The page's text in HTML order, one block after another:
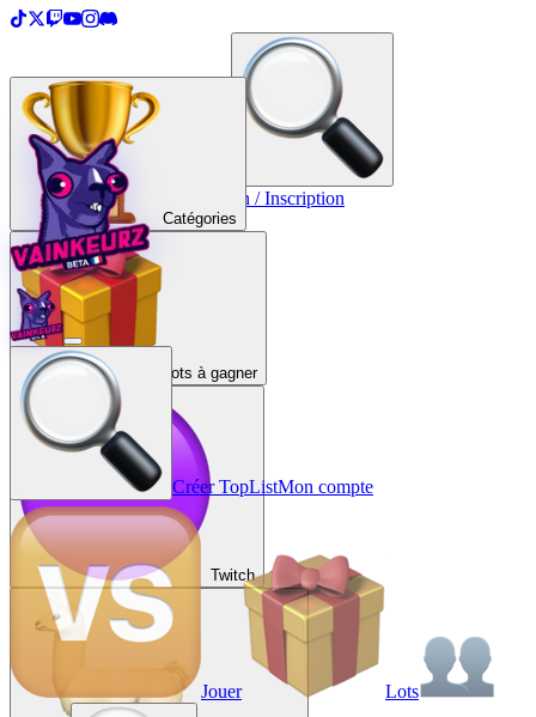
Créer une TopList Connexion / Inscription
Catégories
Lots à gagner
Twitch
Créer TopListMon compte
Jouer Lots